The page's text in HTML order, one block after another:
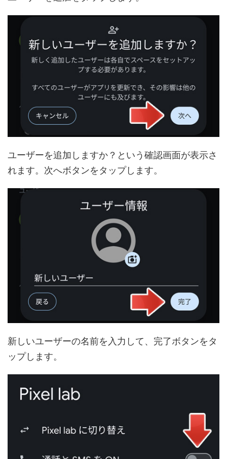
ユーザーを追加しますか？という確認画面が表示さ
れます。次へボタンをタップします。
新しいユーザーの名前を入力して、完了ボタンをタ
ップします。